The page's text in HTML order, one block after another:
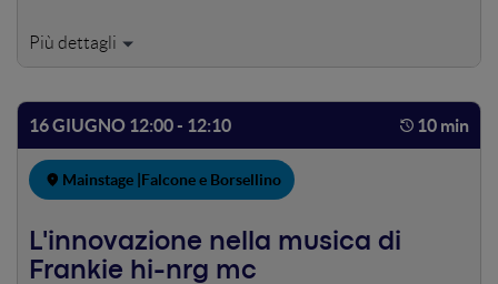
16 GIUGNO 12:00 - 12:10 10 min
Mainstage | Falcone e Borsellino
L'innovazione nella musica di
Frankie hi-nrg mc